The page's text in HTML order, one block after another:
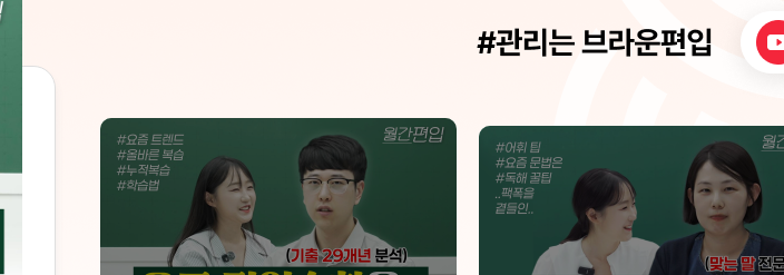
으며 어렵지 않게 풀어갔던 것 같습니다. 또
한 준영쌤은 풀어본 문제들을 반복적으로 푸
시간이 지나 문제의 양이 많이 쌓이면 그 중
에서도 중요한 문제들을 다시 골라 시험지를
만들어 주셔서 복습하는데 정말 많은 도움이
됐습니다!! 준영쌤 문제풀이 수업을 들으면서
하나씩 쌓아가시면 분명 큰 도움이 될 것 같